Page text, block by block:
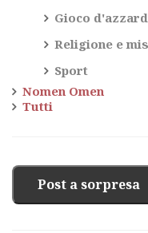
Gioco
Religione e
Sport
Nomen Omen
Tutti
Post a sorpresa